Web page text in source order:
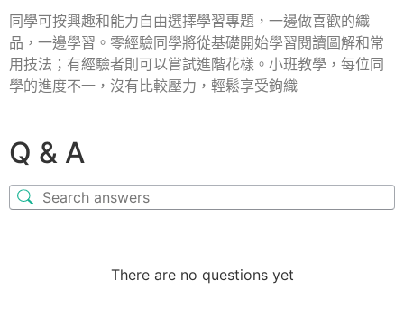
同學可按興趣和能力自由選擇學習專題，一邊做喜歡的織
品，一邊學習。零經驗同學將從基礎開始學習閱讀圖解和常
用技法；有經驗者則可以嘗試進階花樣。小班教學，每位同
學的進度不一，沒有比較壓力，輕鬆享受鉤織
Q & A
There are no questions yet